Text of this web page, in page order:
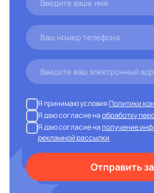
Я принимаю условияПолитики
Я даю согласие наобработку
Я даю согласие наполучение
рекламной рассылки
Отправить